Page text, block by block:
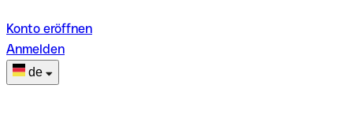
Konto eröffnen
Anmelden
de